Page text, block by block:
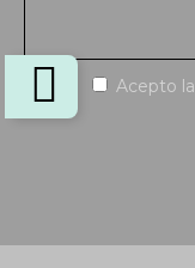
Acepto la